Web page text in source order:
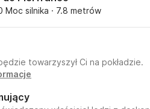
Moc silnika · 7.8 metrów
towarzyszył Ci na pokładzie.